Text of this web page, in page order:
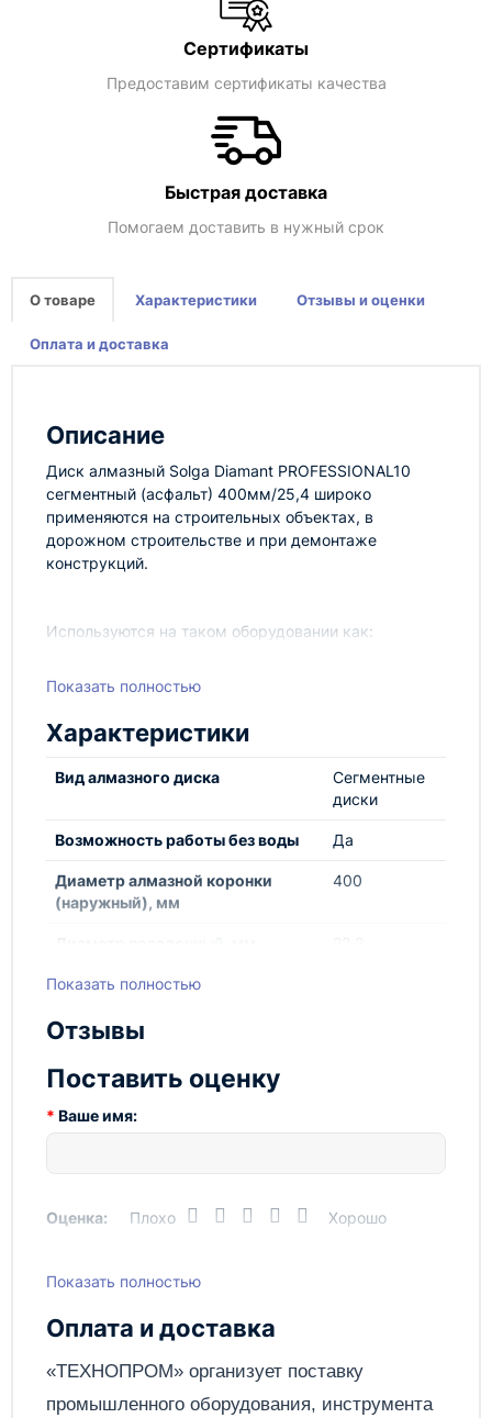
Сертификаты
Предоставим сертификаты качества
Быстрая доставка
Помогаем доставить в нужный срок
О товаре Характеристики Отзывы и оценки
Оплата и доставка
Описание
Диск алмазный Solga Diamant PROFESSIONAL10
сегментный (асфальт) 400мм/25,4 широко
применяются на строительных объектах, в
дорожном строительстве и при демонтаже
конструкций.
Используются на таком оборудовании как:
бензиновые и т.д.
Стенорезные машины
Показать полностью
Характеристики
Вид алмазного диска
Сегментные
диски
Возможность работы без воды Да
Диаметр алмазной коронки
(наружный), мм
400
Для материала
Производитель
Соединение сегмента с
корпусом
Показать полностью
Отзывы
Поставить оценку
Ваше имя:
Оценка: Плохо Хорошо
Написать отзыв
Показать полностью
Оплата и доставка
«ТЕХНОПРОМ» организует поставку
промышленного оборудования, инструмента